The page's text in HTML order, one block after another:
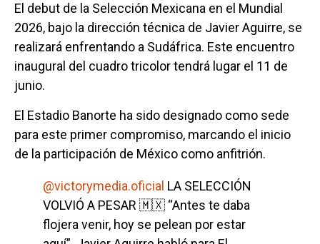
El debut de la Selección Mexicana en el Mundial
2026, bajo la dirección técnica de Javier Aguirre, se
realizará enfrentando a Sudáfrica. Este encuentro
inaugural del cuadro tricolor tendrá lugar el 11 de
junio.
El Estadio Banorte ha sido designado como sede
para este primer compromiso, marcando el inicio
de la participación de México como anfitrión.
@victorymedia.oficial LA SELECCIÓN
VOLVIÓ A PESAR 🇲🇽 “Antes te daba
flojera venir, hoy se pelean por estar